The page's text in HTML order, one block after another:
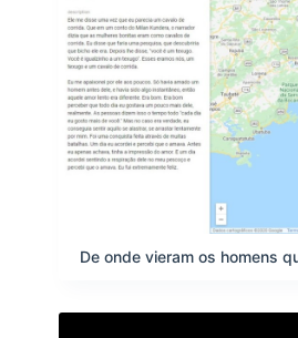
De onde vieram os homens